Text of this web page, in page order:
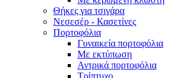
Θήκες για τσιγάρα
Νεσεσέρ - Κασετίνες
Πορτοφόλια
Γυναικεία πορτοφόλια
Με εκτύπωση
Αντρικά πορτοφόλια
Τρίπτυχο